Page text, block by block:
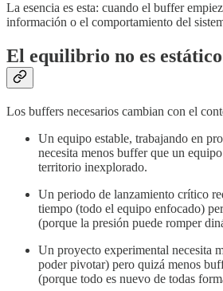
La esencia es esta: cuando el buffer
información o el comportamiento del
El equilibrio no es estático
Los buffers necesarios cambian con el
Un equipo estable, trabajando en
necesita menos buffer que un
territorio inexplorado.
Un periodo de lanzamiento crítico
tiempo (todo el equipo enfocado)
(porque la presión puede romper
Un proyecto experimental necesita
poder pivotar) pero quizá menos
(porque todo es nuevo de todas